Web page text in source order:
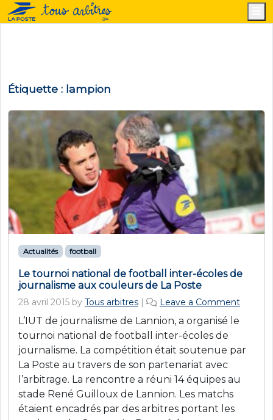
Étiquette : lampion
Actualités football
Le tournoi national de football inter-écoles de
journalisme aux couleurs de La Poste
28 avril 2015 by Tous arbitres | Leave a Comment
L’IUT de journalisme de Lannion, a organisé le
tournoi national de football inter-écoles de
journalisme. La compétition était soutenue par
La Poste au travers de son partenariat avec
l’arbitrage. La rencontre a réuni 14 équipes au
stade René Guilloux de Lannion. Les matchs
étaient encadrés par des arbitres portant les